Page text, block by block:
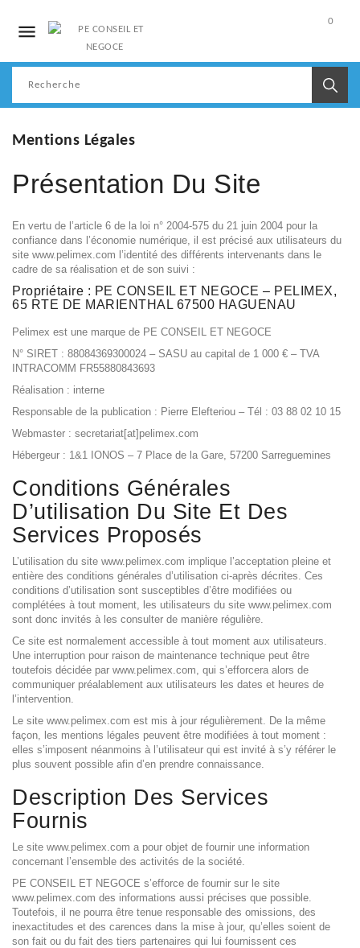
 0
Mentions Légales
Présentation Du Site
En vertu de l’article 6 de la loi n° 2004-575 du 21 juin 2004 pour la
confiance dans l’économie numérique, il est précisé aux utilisateurs du
site www.pelimex.com l’identité des différents intervenants dans le
cadre de sa réalisation et de son suivi :
Propriétaire : PE CONSEIL ET NEGOCE – PELIMEX,
65 RTE DE MARIENTHAL 67500 HAGUENAU
Pelimex est une marque de PE CONSEIL ET NEGOCE
N° SIRET : 88084369300024 – SASU au capital de 1 000 € – TVA
INTRACOMM FR55880843693
Réalisation : interne
Responsable de la publication : Pierre Elefteriou – Tél : 03 88 02 10 15
Webmaster : secretariat[at]pelimex.com
Hébergeur : 1&1 IONOS – 7 Place de la Gare, 57200 Sarreguemines
Conditions Générales
D’utilisation Du Site Et Des
Services Proposés
L’utilisation du site www.pelimex.com implique l’acceptation pleine et
entière des conditions générales d’utilisation ci-après décrites. Ces
conditions d’utilisation sont susceptibles d’être modifiées ou
complétées à tout moment, les utilisateurs du site www.pelimex.com
sont donc invités à les consulter de manière régulière.
Ce site est normalement accessible à tout moment aux utilisateurs.
Une interruption pour raison de maintenance technique peut être
toutefois décidée par www.pelimex.com, qui s’efforcera alors de
communiquer préalablement aux utilisateurs les dates et heures de
l’intervention.
Le site www.pelimex.com est mis à jour régulièrement. De la même
façon, les mentions légales peuvent être modifiées à tout moment :
elles s’imposent néanmoins à l’utilisateur qui est invité à s’y référer le
plus souvent possible afin d’en prendre connaissance.
Description Des Services
Fournis
Le site www.pelimex.com a pour objet de fournir une information
concernant l’ensemble des activités de la société.
PE CONSEIL ET NEGOCE s’efforce de fournir sur le site
www.pelimex.com des informations aussi précises que possible.
Toutefois, il ne pourra être tenue responsable des omissions, des
inexactitudes et des carences dans la mise à jour, qu’elles soient de
son fait ou du fait des tiers partenaires qui lui fournissent ces